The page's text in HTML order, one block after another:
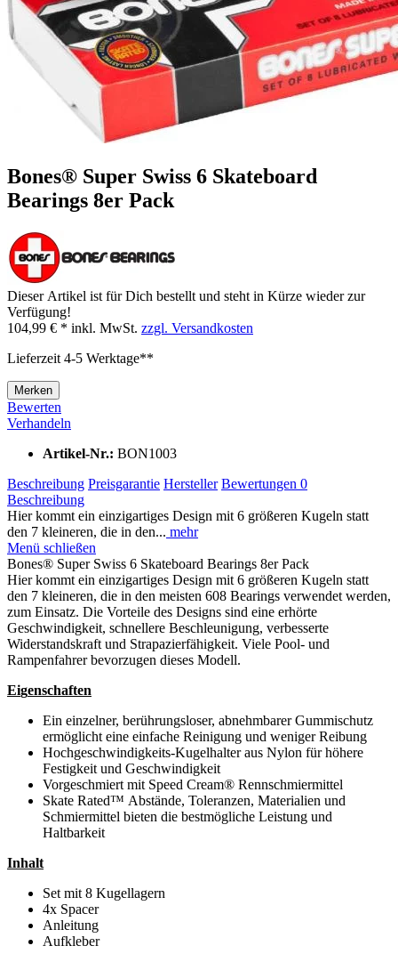
Bones® Super Swiss 6 Skateboard
Bearings 8er Pack
Dieser Artikel ist für Dich bestellt und steht in Kürze wieder zur
Verfügung!
104,99 € * inkl. MwSt. zzgl. Versandkosten
Lieferzeit 4-5 Werktage**
Merken
Bewerten
Verhandeln
Artikel-Nr.: BON1003
Beschreibung Preisgarantie Hersteller Bewertungen 0
Beschreibung
Hier kommt ein einzigartiges Design mit 6 größeren Kugeln statt
den 7 kleineren, die in den... mehr
Menü schließen
Bones® Super Swiss 6 Skateboard Bearings 8er Pack
Hier kommt ein einzigartiges Design mit 6 größeren Kugeln statt
den 7 kleineren, die in den meisten 608 Bearings verwendet werden,
zum Einsatz. Die Vorteile des Designs sind eine erhörte
Geschwindigkeit, schnellere Beschleunigung, verbesserte
Widerstandskraft und Strapazierfähigkeit. Viele Pool- und
Rampenfahrer bevorzugen dieses Modell.
Eigenschaften
Ein einzelner, berührungsloser, abnehmbarer Gummischutz
ermöglicht eine einfache Reinigung und weniger Reibung
Hochgeschwindigkeits-Kugelhalter aus Nylon für höhere
Festigkeit und Geschwindigkeit
Vorgeschmiert mit Speed Cream® Rennschmiermittel
Skate Rated™ Abstände, Toleranzen, Materialien und
Schmiermittel bieten die bestmögliche Leistung und
Haltbarkeit
Inhalt
Set mit 8 Kugellagern
4x Spacer
Anleitung
Aufkleber